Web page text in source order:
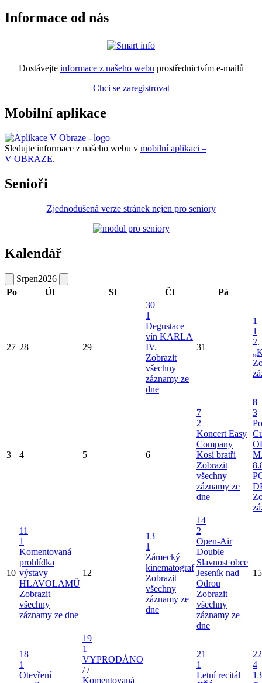
Informace od nás
Dostávejte informace z našeho webu prostřednictvím e-mailů
Chci se zaregistrovat
Mobilní aplikace
Sledujte informace z našeho webu v mobilní aplikaci –
V OBRAZE.
Senioři
Zjednodušená verze stránek nejen pro seniory
Kalendář
Srpen2026
Po
Út St Čt Pá
27 28 29
30
1
Degustace
vín KARLA
IV.
Zobrazit
všechny
záznamy ze
dne
31
1
1
2.
3 4 5 6
7
2
Koncert Easy
Company
Kosí bratři
Zobrazit
všechny
záznamy ze
dne
8
3
10
11
1
Komentovaná
prohlídka
výstavy
HLAVOLAMŮ
Zobrazit
všechny
záznamy ze dne
12
13
1
Zámecký
kinematograf
Zobrazit
všechny
záznamy ze
dne
14
2
Open-Air
Double
Slavnost obce
Jeseník nad
Odrou
Zobrazit
všechny
záznamy ze
dne
15
18
1
Otevření
19
1
VYPRODÁNO
/ /
Komentovaná
21
1
Letní recitál
22
4